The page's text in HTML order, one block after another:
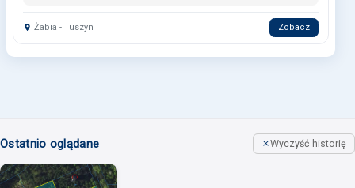
Żabia - Tuszyn Zobacz
Ostatnio oglądane Wyczyść historię